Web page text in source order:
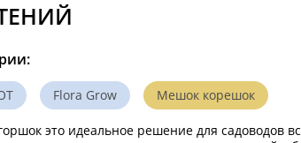
Flora Grow Мешок корешок
это идеальное решение для садоводов